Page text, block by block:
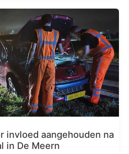
invloed aangehouden na
in De Meern